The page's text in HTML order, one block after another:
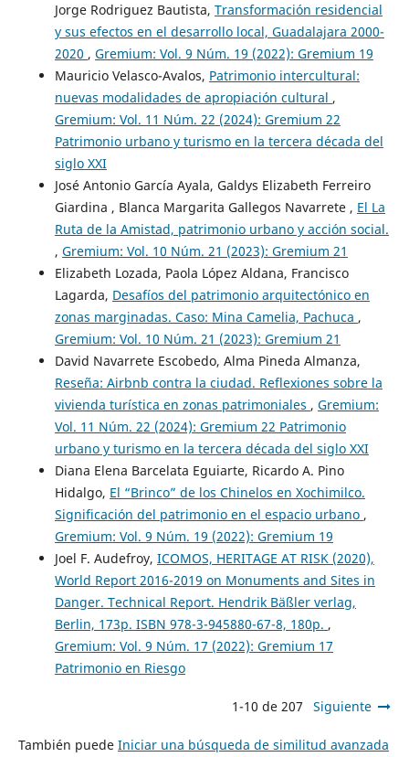
Jorge Rodriguez Bautista, Transformación residencial
y sus efectos en el desarrollo local, Guadalajara 2000-
2020 , Gremium: Vol. 9 Núm. 19 (2022): Gremium 19
Mauricio Velasco-Avalos, Patrimonio intercultural:
nuevas modalidades de apropiación cultural ,
Gremium: Vol. 11 Núm. 22 (2024): Gremium 22
Patrimonio urbano y turismo en la tercera década del
siglo XXI
José Antonio García Ayala, Galdys Elizabeth Ferreiro
Giardina , Blanca Margarita Gallegos Navarrete , El La
Ruta de la Amistad, patrimonio urbano y acción social.
, Gremium: Vol. 10 Núm. 21 (2023): Gremium 21
Elizabeth Lozada, Paola López Aldana, Francisco
Lagarda, Desafíos del patrimonio arquitectónico en
zonas marginadas. Caso: Mina Camelia, Pachuca ,
Gremium: Vol. 10 Núm. 21 (2023): Gremium 21
David Navarrete Escobedo, Alma Pineda Almanza,
Reseña: Airbnb contra la ciudad. Reflexiones sobre la
vivienda turística en zonas patrimoniales , Gremium:
Vol. 11 Núm. 22 (2024): Gremium 22 Patrimonio
urbano y turismo en la tercera década del siglo XXI
Diana Elena Barcelata Eguiarte, Ricardo A. Pino
Hidalgo, El “Brinco” de los Chinelos en Xochimilco.
Significación del patrimonio en el espacio urbano ,
Gremium: Vol. 9 Núm. 19 (2022): Gremium 19
Joel F. Audefroy, ICOMOS, HERITAGE AT RISK (2020),
World Report 2016-2019 on Monuments and Sites in
Danger. Technical Report. Hendrik Bäßler verlag,
Berlin, 173p. ISBN 978-3-945880-67-8, 180p. ,
Gremium: Vol. 9 Núm. 17 (2022): Gremium 17
Patrimonio en Riesgo
1-10 de 207 Siguiente
También puede Iniciar una búsqueda de similitud avanzada